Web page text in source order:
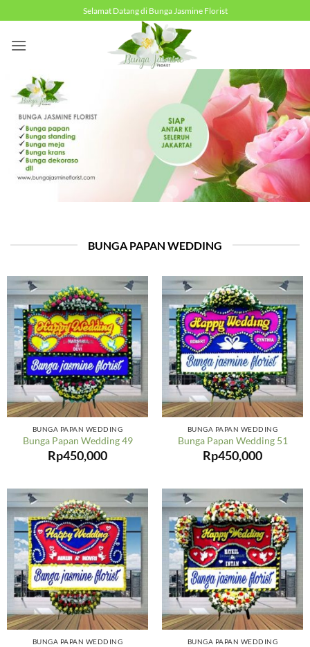
to
content
Selamat Datang di Bunga Jasmine Florist
BUNGA PAPAN WEDDING
BUNGA PAPAN WEDDING
Bunga Papan Wedding 49
Rp450,000
BUNGA PAPAN WEDDING
Bunga Papan Wedding 51
Rp450,000
BUNGA PAPAN WEDDING BUNGA PAPAN WEDDING